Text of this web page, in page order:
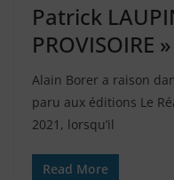
Patrick
PROVISOIRE »
Alain Borer a raison
paru aux éditions Le
2021, lorsqu’il
Read More